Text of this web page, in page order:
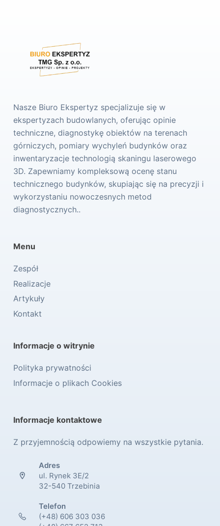
Nasze Biuro Ekspertyz specjalizuje się w
ekspertyzach budowlanych, oferując opinie
techniczne, diagnostykę obiektów na terenach
górniczych, pomiary wychyleń budynków oraz
inwentaryzacje technologią skaningu laserowego
3D. Zapewniamy kompleksową ocenę stanu
technicznego budynków, skupiając się na precyzji i
wykorzystaniu nowoczesnych metod
diagnostycznych..
Menu
Zespół
Realizacje
Artykuły
Kontakt
Informacje o witrynie
Polityka prywatności
Informacje o plikach Cookies
Informacje kontaktowe
Z przyjemnością odpowiemy na wszystkie pytania.
Adres
ul. Rynek 3E/2
32-540 Trzebinia
Telefon
(+48) 606 303 036